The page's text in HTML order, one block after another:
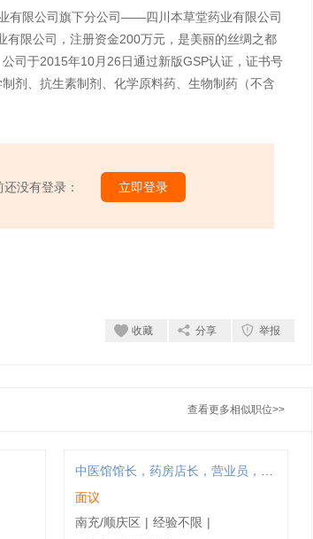
有限公司旗下分公司——四川本草堂药业有限公司
限公司，注册资金200万元，是美丽的丝绸之都
司于2015年10月26日通过新版GSP认证，证书号
剂、抗生素制剂、化学原料药、生物制药（不含
没有登录： 立即登录
收藏 分享 举报
查看更多相似职位>>
面议
南充/顺庆区 | 经验不限 |